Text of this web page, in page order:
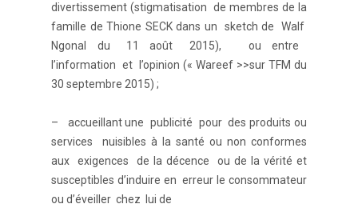
divertissement (stigmatisation de membres de la
famille de Thione SECK dans un sketch de Walf
Ngonal du 11 août 2015), ou entre
l’information et l’opinion (« Wareef >>sur TFM du
30 septembre 2015) ;
– accueillant une publicité pour des produits ou
services nuisibles à la santé ou non conformes
aux exigences de la décence ou de la vérité et
susceptibles d’induire en erreur le consommateur
ou d’éveiller chez lui de